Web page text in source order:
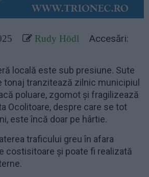
Rudy Hödl
Accesări:
locală este sub presiune. Sute
tonaj tranzitează zilnic municipiul
poluare, zgomot și fragilizează
Ocolitoare, despre care se tot
este încă doar pe hârtie.
traficului greu în afara
costisitoare și poate fi realizată